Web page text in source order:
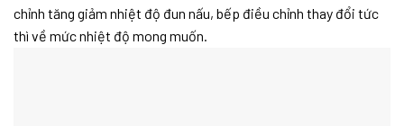
chỉnh tăng giảm nhiệt độ đun nấu, bếp điều chỉnh thay đổi tức
thì về mức nhiệt độ mong muốn.